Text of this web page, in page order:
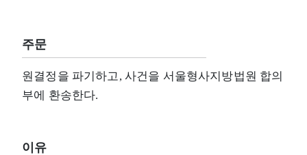
주문
원결정을 파기하고, 사건을 서울형사지방법원 합의
부에 환송한다.
이유